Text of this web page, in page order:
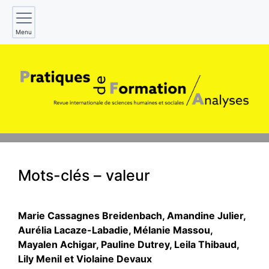
Menu
Mots-clés – valeur
Marie Cassagnes Breidenbach, Amandine Julier,
Aurélia Lacaze-Labadie, Mélanie Massou,
Mayalen Achigar, Pauline Dutrey, Leila Thibaud,
Lily Menil et Violaine Devaux